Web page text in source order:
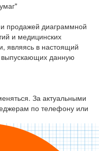
продажей диаграммной
и медицинских
являясь в настоящий
данную
За актуальными
по телефону или